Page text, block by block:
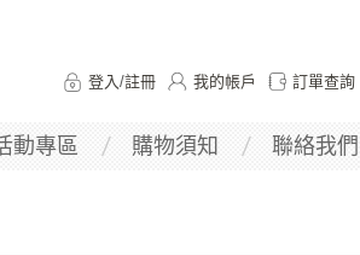
登入/註冊 我的帳戶 訂單查詢
動專區 購物須知 聯絡我們